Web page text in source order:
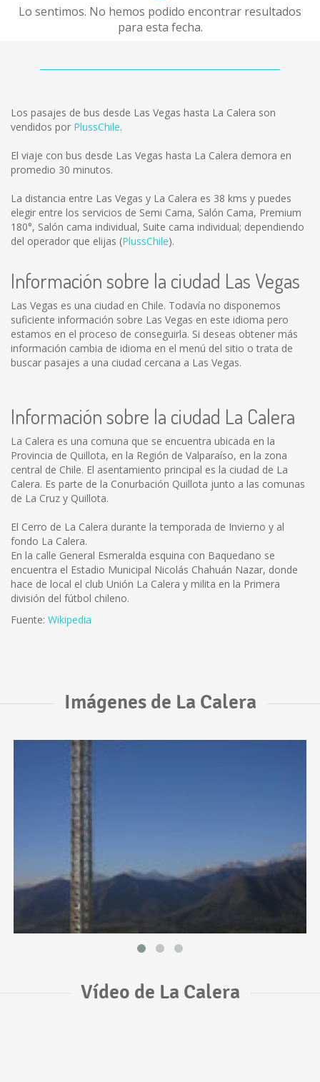
Lo sentimos. No hemos podido encontrar resultados
para esta fecha.
Los pasajes de bus desde Las Vegas hasta La Calera son
vendidos por PlussChile.
El viaje con bus desde Las Vegas hasta La Calera demora en
promedio 30 minutos.
La distancia entre Las Vegas y La Calera es 38 kms y puedes
elegir entre los servicios de Semi Cama, Salón Cama, Premium
180°, Salón cama individual, Suite cama individual; dependiendo
del operador que elijas (PlussChile).
Información sobre la ciudad Las Vegas
Las Vegas es una ciudad en Chile. Todavía no disponemos
suficiente información sobre Las Vegas en este idioma pero
estamos en el proceso de conseguirla. Si deseas obtener más
información cambia de idioma en el menú del sitio o trata de
buscar pasajes a una ciudad cercana a Las Vegas.
Información sobre la ciudad La Calera
La Calera es una comuna que se encuentra ubicada en la
Provincia de Quillota, en la Región de Valparaíso, en la zona
central de Chile. El asentamiento principal es la ciudad de La
Calera. Es parte de la Conurbación Quillota junto a las comunas
de La Cruz y Quillota.
El Cerro de La Calera durante la temporada de Invierno y al
fondo La Calera.
En la calle General Esmeralda esquina con Baquedano se
encuentra el Estadio Municipal Nicolás Chahuán Nazar, donde
hace de local el club Unión La Calera y milita en la Primera
división del fútbol chileno.
Fuente: Wikipedia
Imágenes de La Calera
Vídeo de La Calera